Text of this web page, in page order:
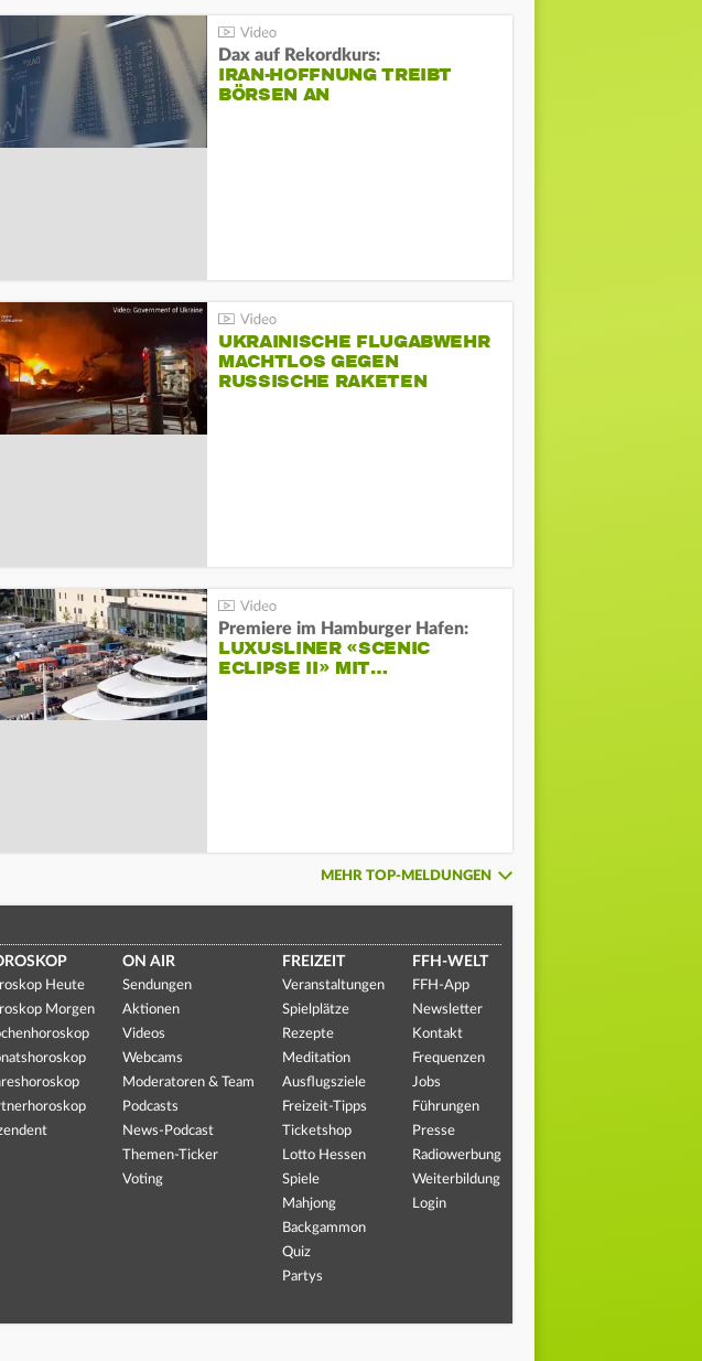
Dax auf Rekordkurs:
IRAN-HOFFNUNG TREIBT
BÖRSEN AN
UKRAINISCHE FLUGABWEHR
MACHTLOS GEGEN
RUSSISCHE RAKETEN
Premiere im Hamburger Hafen:
LUXUSLINER «SCENIC
ECLIPSE II» MIT…
MEHR TOP-MELDUNGEN
Heute
Morgen
ON AIR
Sendungen
Aktionen
Videos
Webcams
Moderatoren & Team
Podcasts
News-Podcast
Themen-Ticker
Voting
FREIZEIT
Veranstaltungen
Spielplätze
Rezepte
Meditation
Ausflugsziele
Freizeit-Tipps
Ticketshop
Lotto Hessen
Spiele
Mahjong
Backgammon
Quiz
Partys
FFH-WELT
FFH-App
Newsletter
Kontakt
Frequenzen
Jobs
Führungen
Presse
Radiowerbung
Weiterbildung
Login